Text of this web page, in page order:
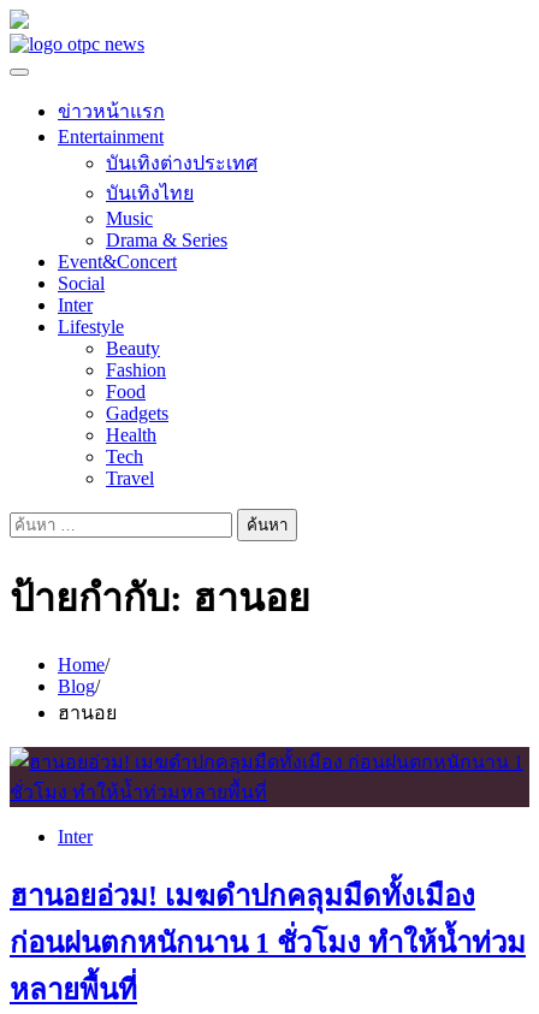
Skip
to
ข่าวหน้าแรก
Entertainment
บันเทิงต่างประเทศ
บันเทิงไทย
Music
Drama & Series
Event&Concert
Social
Inter
Lifestyle
Beauty
Fashion
Food
Gadgets
Health
Tech
Travel
ค้นหา
ป้ายกำกับ: ฮานอย
Home
Blog
ฮานอย
Inter
ฮานอยอ่วม! เมฆดำปกคลุมมืดทั้งเมือง
ก่อนฝนตกหนักนาน 1 ชั่วโมง ทำให้น้ำท่วม
หลายพื้นที่